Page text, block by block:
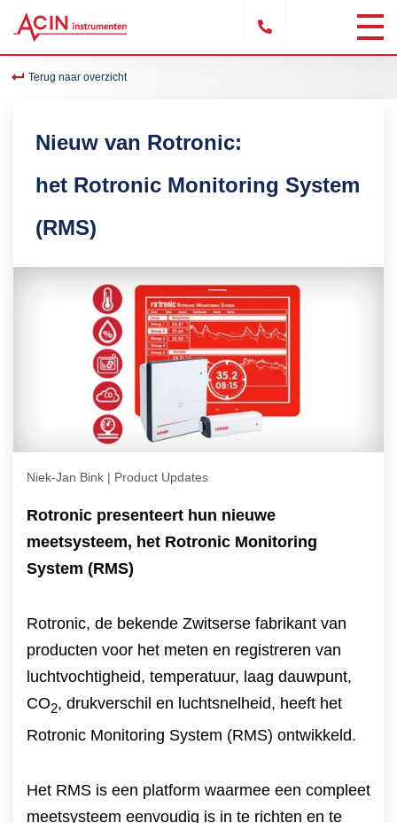
Terug naar overzicht
Nieuw van Rotronic:
het Rotronic Monitoring System
(RMS)
Niek-Jan Bink | Product Updates
Rotronic presenteert hun nieuwe
meetsysteem, het Rotronic Monitoring
System (RMS)
Rotronic, de bekende Zwitserse fabrikant van
producten voor het meten en registreren van
luchtvochtigheid, temperatuur, laag dauwpunt,
CO2, drukverschil en luchtsnelheid, heeft het
Rotronic Monitoring System (RMS) ontwikkeld.
Het RMS is een platform waarmee een compleet
meetsysteem eenvoudig is in te richten en te